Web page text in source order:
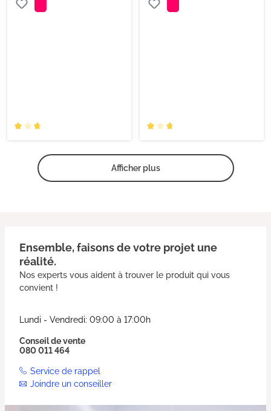
Afficher plus
Ensemble, faisons de votre projet une
réalité.
Nos experts vous aident à trouver le produit qui vous
convient !
Lundi - Vendredi: 09:00 à 17:00h
Conseil de vente
080 011 464
Service de rappel
Joindre un conseiller